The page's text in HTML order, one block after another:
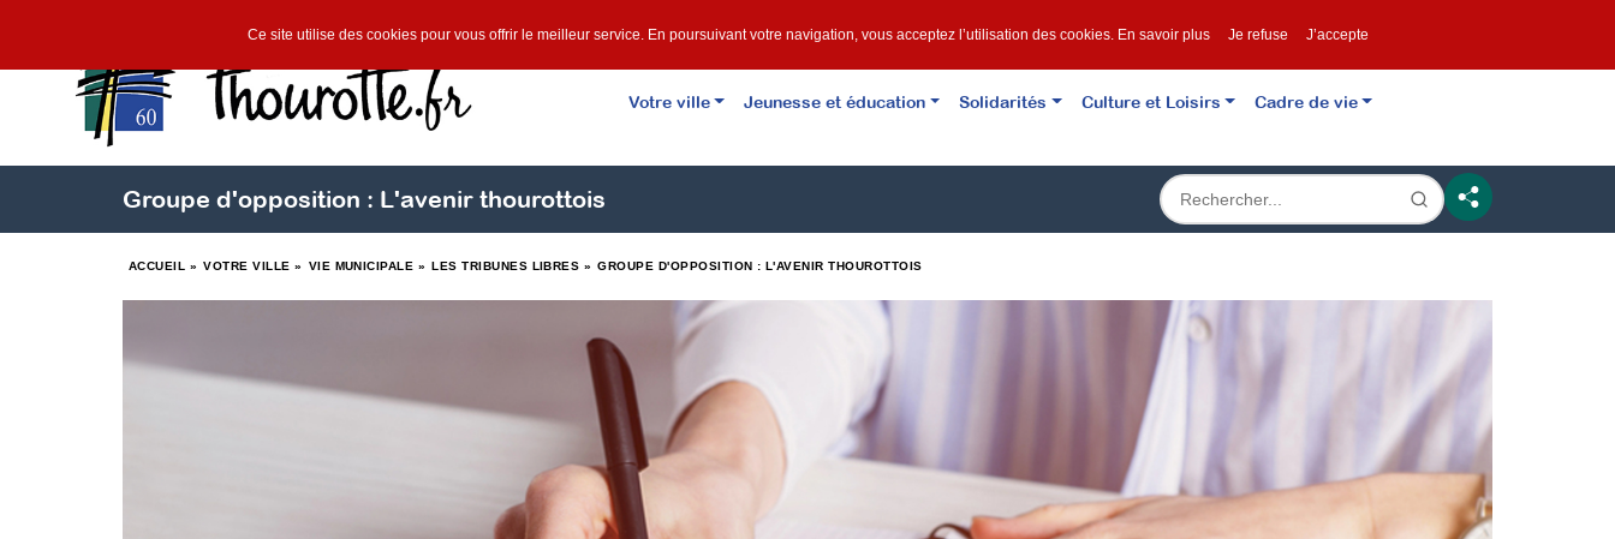
Votre ville Jeunesse et éducation Solidarités Culture et Loisirs Cadre de vie
Groupe d'opposition : L'avenir thourottois
ACCUEIL » VOTRE VILLE » VIE MUNICIPALE » LES TRIBUNES LIBRES » GROUPE D'OPPOSITION : L'AVENIR THOUROTTOIS
Ce site utilise des cookies pour vous offrir le meilleur service. En poursuivant votre navigation, vous acceptez l’utilisation des cookies. En savoir plus Je refuse J’accepte